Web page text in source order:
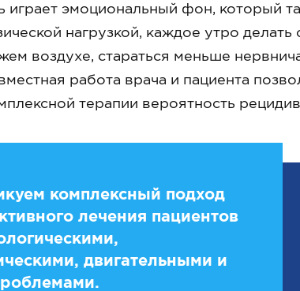
эмоциональный фон, который
нагрузкой, каждое утро
воздухе, стараться меньше
работа врача и пациента
терапии вероятность
комплексный подход
лечения пациентов
двигательными и